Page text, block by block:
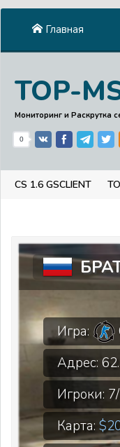
Главная
TOP-
Мониторинг и Раскрутка
0
CS 1.6 GSCLIENT
Игра:
Адрес:
Игроки:
Карта: